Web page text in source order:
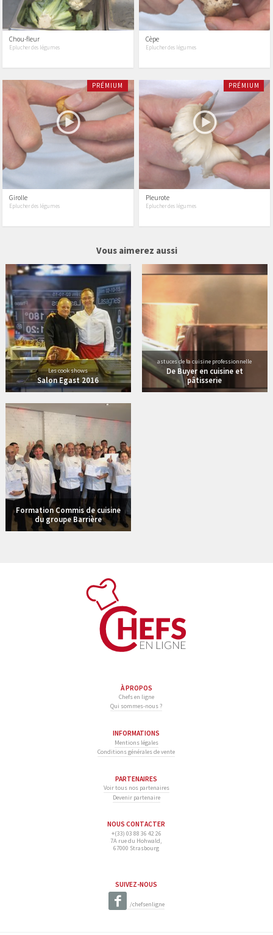
Chou-fleur
Eplucher des légumes
Cèpe
Eplucher des légumes
PRÉMIUM
Girolle
Eplucher des légumes
PRÉMIUM
Pleurote
Eplucher des légumes
Vous aimerez aussi
Les cook shows
Salon Egast 2016
astuces de la cuisine professionnelle
De Buyer en cuisine et
pâtisserie
Formation Commis de cuisine
du groupe Barrière
1 vidéos
À PROPOS
Chefs en ligne
Qui sommes-nous ?
INFORMATIONS
Mentions légales
Conditions générales de vente
PARTENAIRES
Voir tous nos partenaires
Devenir partenaire
NOUS CONTACTER
+(33) 03 88 36 42 26
7A rue du Hohwald,
67000 Strasbourg
SUIVEZ-NOUS
/chefsenligne